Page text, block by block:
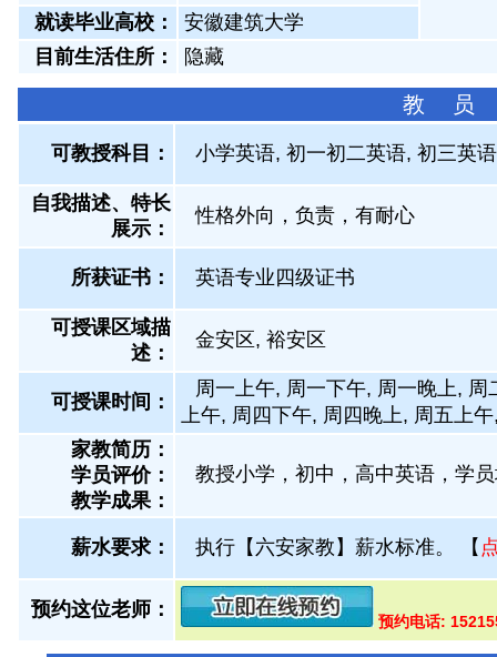
就读毕业高校：
安徽建筑大学
目前生活住所：
隐藏
教 员
可教授科目： 小学英语, 初一初二英语, 初三英
自我描述、特长
展示 ：
性格外向，负责，有耐心
所获证书 ： 英语专业四级证书
可授课区域描
述：
金安区, 裕安区
可授课时间：
周一上午, 周一下午, 周一晚上,
上午, 周四下午, 周四晚上, 周五上
家教简历：
学员评价：
教学成果：
教授小学，初中，高中英语，学
薪水要求： 执行【六安家教】薪水标准。 【
预约这位老师：
预约电话: